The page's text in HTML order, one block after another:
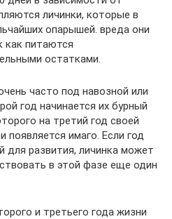
личинки, которые в
опарышей. вреда они
как питаются
остатками.
часто под навозной или
год начинается их бурный
на третий год своей
появляется имаго. Если год
для развития, личинка может
в этой фазе еще один
и третьего года жизни